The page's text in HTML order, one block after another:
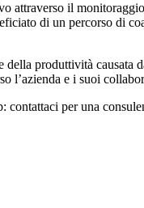
il
di un percorso di
della produttività
l’azienda e i suoi
per una